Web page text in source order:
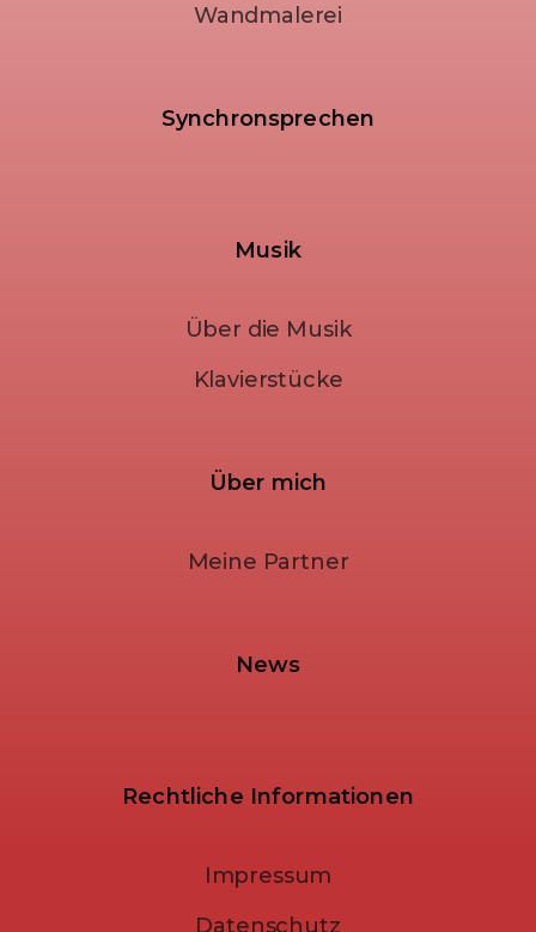
Wandmalerei
Synchronsprechen
Musik
Über die Musik
Klavierstücke
Über mich
Meine Partner
News
Rechtliche Informationen
Impressum
Datenschutz